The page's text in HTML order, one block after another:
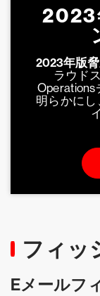
2023
2023年版
ラウド
Operations
明らかに
フィッ
Eメールフ